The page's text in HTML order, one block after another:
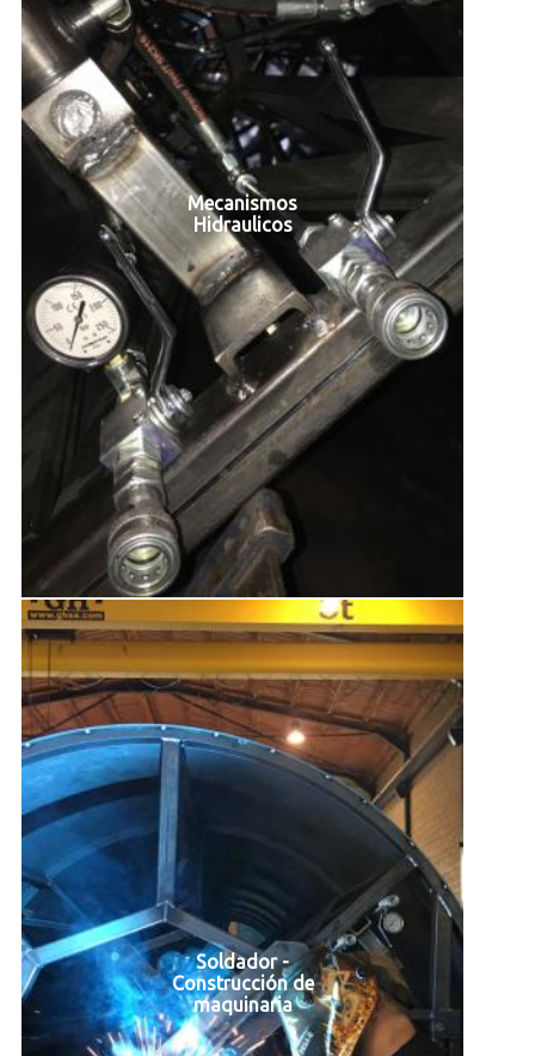
Mecanismos
Hidraulicos
Soldador -
Construcción de
maquinaria